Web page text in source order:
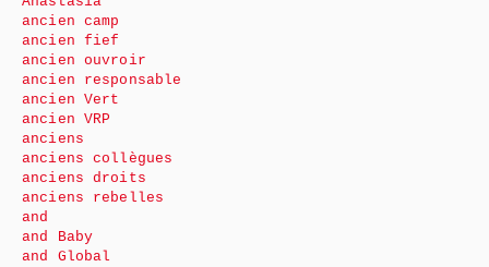
ancien camp
ancien fief
ancien ouvroir
ancien responsable
ancien Vert
ancien VRP
anciens
anciens collègues
anciens droits
anciens rebelles
and
and Baby
and Global